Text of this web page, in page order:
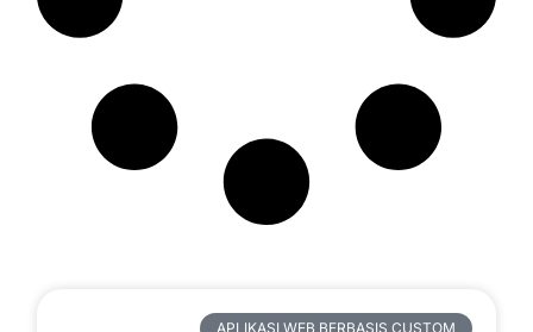
APLIKASI WEB BERBASIS CUSTOM